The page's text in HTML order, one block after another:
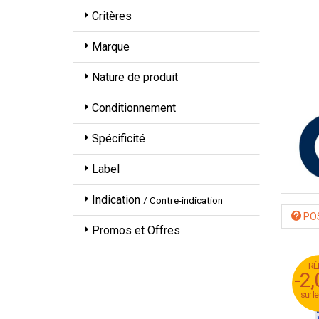
Critères
Marque
Nature de produit
Conditionnement
Spécificité
Label
Indication / Contre-indication
Promos et Offres
-
sur
-
sur